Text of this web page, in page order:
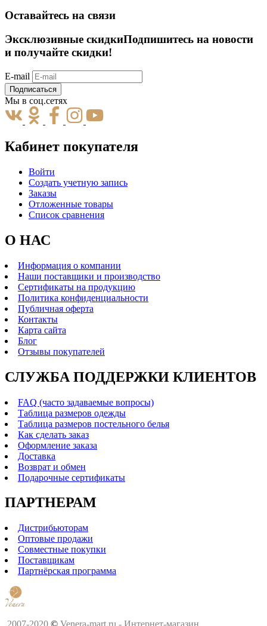
Оставайтесь на связи
Эксклюзивные скидкиПодпишитесь на новости
и получайте скидки!
E-mail
Подписаться
Мы в соц.сетях
Кабинет покупателя
Войти
Создать учетную запись
Заказы
Отложенные товары
Список сравнения
О НАС
Информация о компании
Наши поставщики и производство
Сертификаты на продукцию
Политика конфиденциальности
Публичная оферта
Контакты
Карта сайта
Блог
Отзывы покупателей
СЛУЖБА ПОДДЕРЖКИ КЛИЕНТОВ
FAQ (часто задаваемые вопросы)
Таблица размеров одежды
Таблица размеров постельного белья
Как сделать заказ
Оформление заказа
Доставка
Возврат и обмен
Подарочные сертификаты
ПАРТНЕРАМ
Дистрибьюторам
Оптовые продажи
Совместные покупки
Поставщикам
Партнёрская программа
2007-2020 © Venera-mart.ru - Интернет-магазин